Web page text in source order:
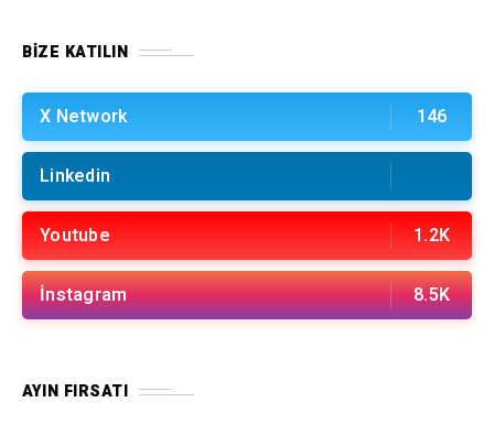
BIZE KATILIN
X Network 146
Linkedin
Youtube 1.2K
İnstagram 8.5K
AYIN FIRSATI